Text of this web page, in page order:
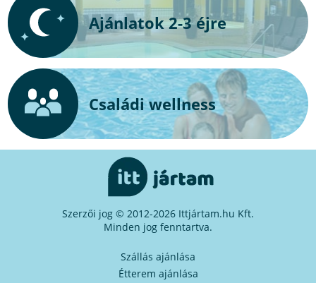
Ajánlatok 2-3 éjre
Családi wellness
Szerzői jog © 2012-2026 Ittjártam.hu Kft.
Minden jog fenntartva.
Szállás ajánlása
Étterem ajánlása